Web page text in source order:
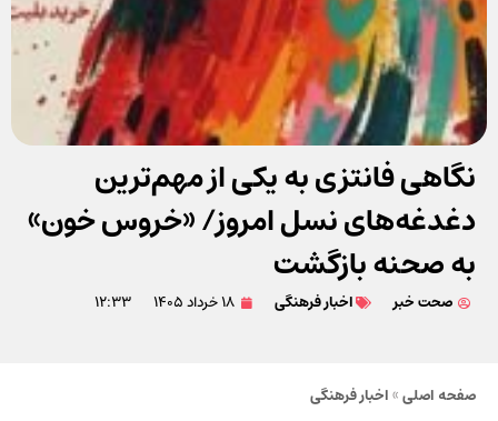
نگاهی فانتزی به یکی از مهم‌ترین
دغدغه‌های نسل امروز/ «خروس خون»
به صحنه بازگشت
صحت خبر اخبار فرهنگی ۱۸ خرداد ۱۴۰۵ ۱۲:۳۳
صفحه اصلی»اخبار فرهنگی